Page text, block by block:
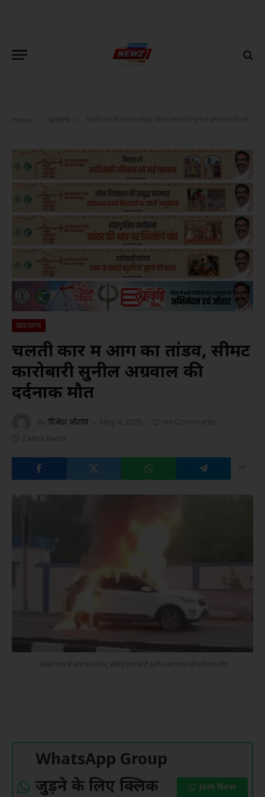
Home
झारखण्ड
चलती कार में आग का तांडव, सीमेंट
कारोबारी सुनील अग्रवाल की
दर्दनाक मौत
By दिनेश ओरांव May 4, 2025
No Comments
2 Mins Read
चलती कार में आग का तांडव, सीमेंट कारोबारी सुनील अग्रवाल की दर्दनाक मौत
WhatsApp Group
जुड़ने के लिए क्लिक
Join Now